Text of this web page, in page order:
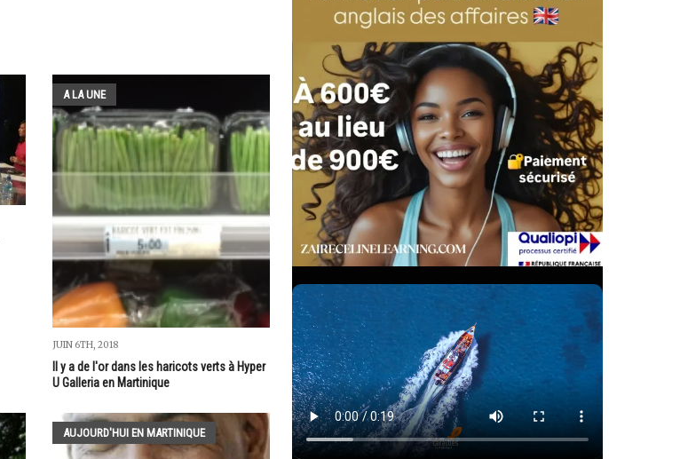
A LA UNE
JUIN 6TH, 2018
Il y a de l'or dans les haricots verts à Hyper
U Galleria en Martinique
AUJOURD'HUI EN MARTINIQUE